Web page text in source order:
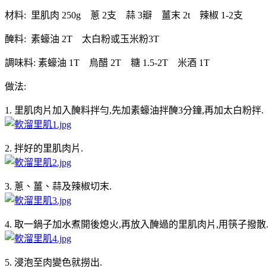
材料: 里肌肉 250g 蔥 2支 蒜 3瓣 薑末 2t 辣椒 1-2支
醃料: 素蠔油 2T 太白粉或玉米粉3T
調味料: 素蠔油 1T 烏醋 2T 糖 1.5-2T 米酒 1T
做法:
1. 里肌肉片加入醃料拌勻,先加素蠔油拌醃3分鐘,再加太白粉拌.
2. 拌好的里肌肉片.
3. 蔥、薑、蒜及辣椒切末.
4. 取一鍋子加水煮開後熄火,再放入醃過的里肌肉片,用筷子撥散.
5. 浸泡至肉變色就撈出.